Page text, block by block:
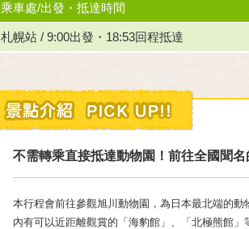
乘車處/出發・抵達時間
札幌站 / 9:00出發・18:53回程抵達
不需轉乘直接抵達動物園！前往全國聞
本行程會前往參觀旭川動物園，為日本最北端的
內有可以近距離觀賞的「海豹館」、「北極熊館